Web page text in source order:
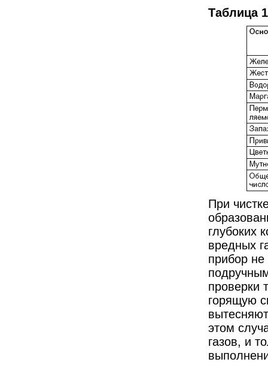
Таблица
При
глубоких
вредных
прибор не
проверки
горящую
этом
газов, и